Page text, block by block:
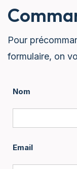
Pour
formulaire, on
Nom
Email